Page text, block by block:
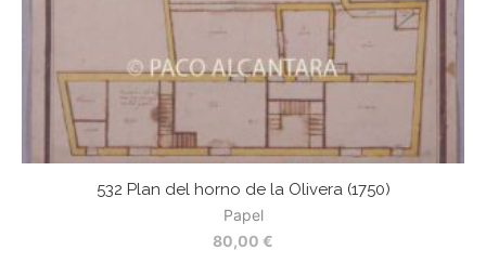
532 Plan del horno de la Olivera (1750)
Papel
80,00 €